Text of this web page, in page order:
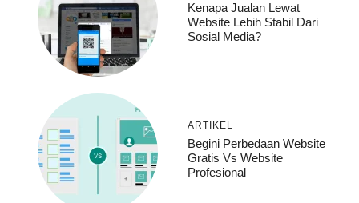
Kenapa Jualan Lewat
Website Lebih Stabil Dari
Sosial Media?
ARTIKEL
Begini Perbedaan Website
Gratis Vs Website
Profesional